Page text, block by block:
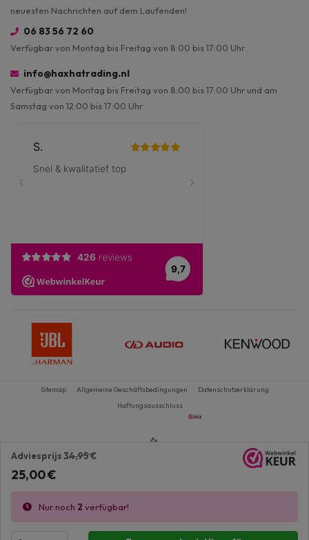
Adviesprijs34,95 €
25,00 €
Nur noch 2 verfügbar!
neuesten Nachrichten auf dem Laufenden!
06 83 56 72 60
Verfügbar von Montag bis Freitag von 8:00 bis 17:00 Uhr
info@haxhatrading.nl
Verfügbar von Montag bis Freitag von 8:00 bis 17:00 Uhr und am
Samstag von 12:00 bis 17:00 Uhr
Sitemap Allgemeine Geschäftsbedingungen
Datenschutzerklärung
Haftungsausschluss